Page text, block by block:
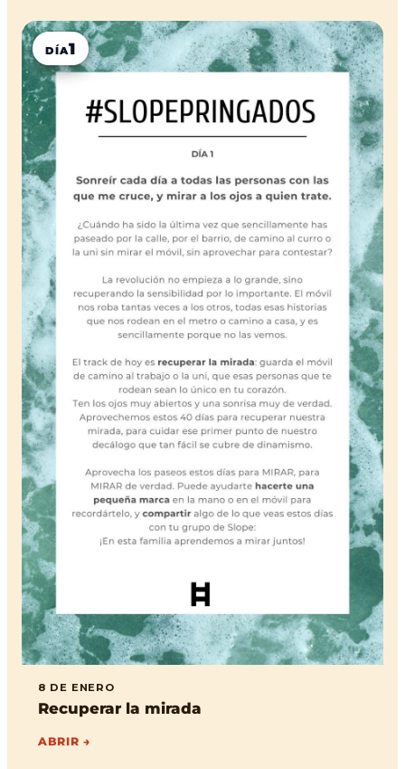
DÍA1
8 DE ENERO
Recuperar la mirada
ABRIR →